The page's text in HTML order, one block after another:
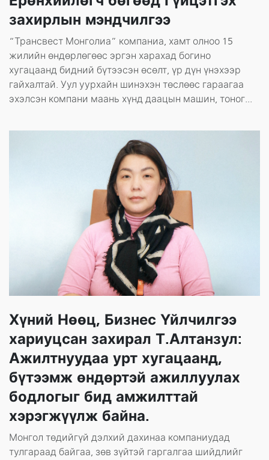
захирлын мэндчилгээ
“Трансвест Монголиа” компаниа, хамт олноо 15
жилийн өндөрлөгөөс эргэн харахад богино
хугацаанд бидний бүтээсэн өсөлт, үр дүн үнэхээр
гайхалтай. Уул уурхайн шинэхэн төслөөс гараагаа
эхэлсэн компани маань хүнд даацын машин, тоног...
Хүний Нөөц, Бизнес Үйлчилгээ
хариуцсан захирал Т.Алтанзул:
Ажилтнуудаа урт хугацаанд,
бүтээмж өндөртэй ажиллуулах
бодлогыг бид амжилттай
хэрэгжүүлж байна.
Монгол төдийгүй дэлхий дахинаа компаниудад
тулгараад байгаа, зөв зүйтэй гаргалгаа шийдлийг